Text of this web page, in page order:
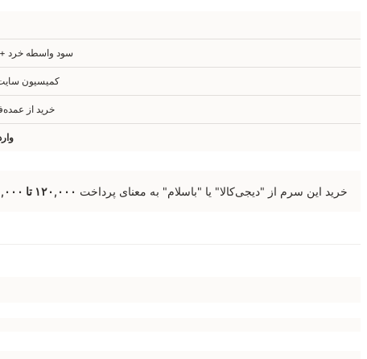
سود واسطه خرد +
کمیسیون
خرید از
خرید این سرم از "دیجی‌کالا" یا "باسلام" به معنای پرداخت ۱۲۰,۰۰۰ تا ۱۶۰,۰۰۰ تومان پول اضافه